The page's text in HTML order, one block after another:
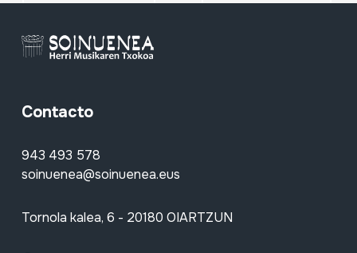
Contacto
943 493 578
soinuenea@soinuenea.eus
Tornola kalea, 6 - 20180 OIARTZUN